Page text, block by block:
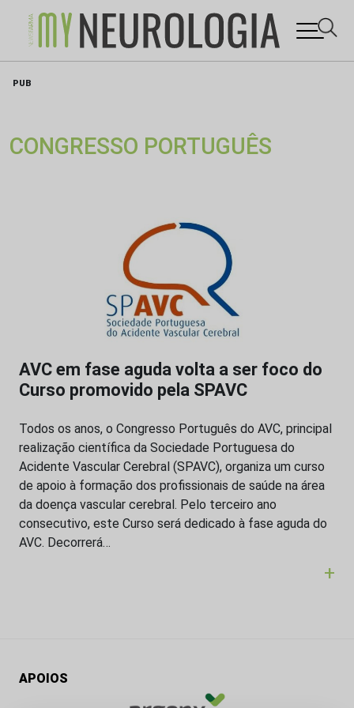
PUB
CONGRESSO PORTUGUÊS
AVC em fase aguda volta a ser foco do
Curso promovido pela SPAVC
Todos os anos, o Congresso Português do AVC, principal
realização científica da Sociedade Portuguesa do
Acidente Vascular Cerebral (SPAVC), organiza um curso
de apoio à formação dos profissionais de saúde na área
da doença vascular cerebral. Pelo terceiro ano
consecutivo, este Curso será dedicado à fase aguda do
AVC. Decorrerá…
+
APOIOS